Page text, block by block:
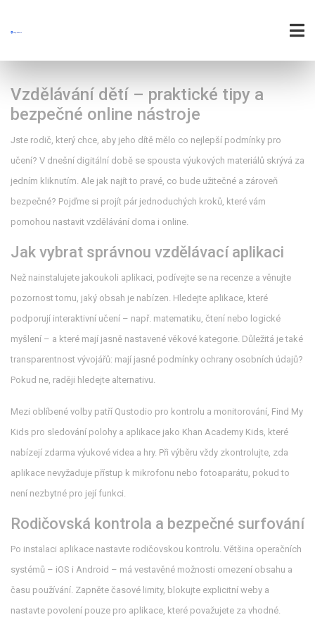
Vzdělávání dětí – praktické tipy a
bezpečné online nástroje
Jste rodič, který chce, aby jeho dítě mělo co nejlepší podmínky pro
učení? V dnešní digitální době se spousta výukových materiálů skrývá za
jedním kliknutím. Ale jak najít to pravé, co bude užitečné a zároveň
bezpečné? Pojďme si projít pár jednoduchých kroků, které vám
pomohou nastavit vzdělávání doma i online.
Jak vybrat správnou vzdělávací aplikaci
Než nainstalujete jakoukoli aplikaci, podívejte se na recenze a věnujte
pozornost tomu, jaký obsah je nabízen. Hledejte aplikace, které
podporují interaktivní učení – např. matematiku, čtení nebo logické
myšlení – a které mají jasně nastavené věkové kategorie. Důležitá je také
transparentnost vývojářů: mají jasné podmínky ochrany osobních údajů?
Pokud ne, raději hledejte alternativu.
Mezi oblíbené volby patří Qustodio pro kontrolu a monitorování, Find My
Kids pro sledování polohy a aplikace jako Khan Academy Kids, které
nabízejí zdarma výukové videa a hry. Při výběru vždy zkontrolujte, zda
aplikace nevyžaduje přístup k mikrofonu nebo fotoaparátu, pokud to
není nezbytné pro její funkci.
Rodičovská kontrola a bezpečné surfování
Po instalaci aplikace nastavte rodičovskou kontrolu. Většina operačních
systémů – iOS i Android – má vestavěné možnosti omezení obsahu a
času používání. Zapněte časové limity, blokujte explicitní weby a
nastavte povolení pouze pro aplikace, které považujete za vhodné.